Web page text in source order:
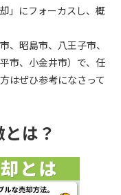
」にフォーカスし、概
、昭島市、八王子市、
市、小金井市）で、任
はぜひ参考になさって
は？